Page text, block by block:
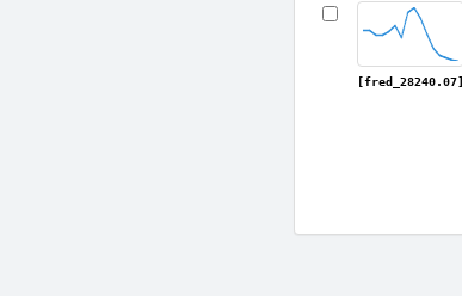
[fred_28240.07]